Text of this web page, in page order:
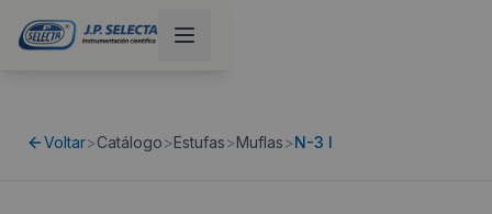
Voltar>Catálogo>Estufas>Muflas>N-3 l